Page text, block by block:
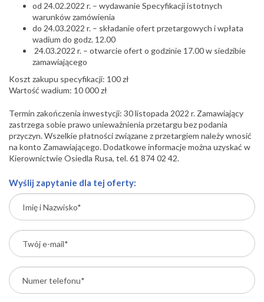
od 24.02.2022 r. – wydawanie Specyfikacji istotnych
warunków zamówienia
do 24.03.2022 r. – składanie ofert przetargowych i wpłata
wadium do godz. 12.00
24.03.2022 r. – otwarcie ofert o godzinie 17.00 w siedzibie
zamawiającego
Koszt zakupu specyfikacji: 100 zł
Wartość wadium: 10 000 zł
Termin zakończenia inwestycji: 30 listopada 2022 r. Zamawiający
zastrzega sobie prawo unieważnienia przetargu bez podania
przyczyn. Wszelkie płatności związane z przetargiem należy wnosić
na konto Zamawiającego. Dodatkowe informacje można uzyskać w
Kierownictwie Osiedla Rusa, tel. 61 874 02 42.
Wyślij zapytanie dla tej oferty: